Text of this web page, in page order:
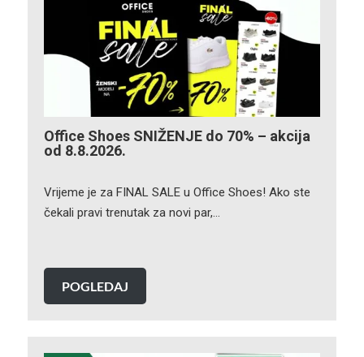
Office Shoes SNIŽENJE do 70% – akcija
od 8.8.2026.
Vrijeme je za FINAL SALE u Office Shoes! Ako ste
čekali pravi trenutak za novi par,…
POGLEDAJ